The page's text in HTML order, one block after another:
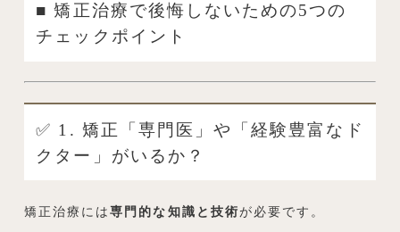
■ 矯正治療で後悔しないための5つの
チェックポイント
✅ 1. 矯正「専門医」や「経験豊富なド
クター」がいるか？
矯正治療には専門的な知識と技術が必要です。